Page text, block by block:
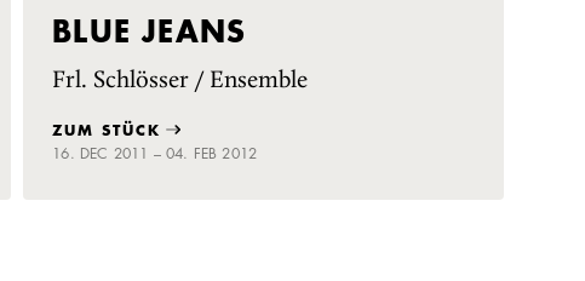
BLUE JEANS
Frl. Schlösser / Ensemble
ZUM STÜCK
16. DEC 2011 – 04. FEB 2012